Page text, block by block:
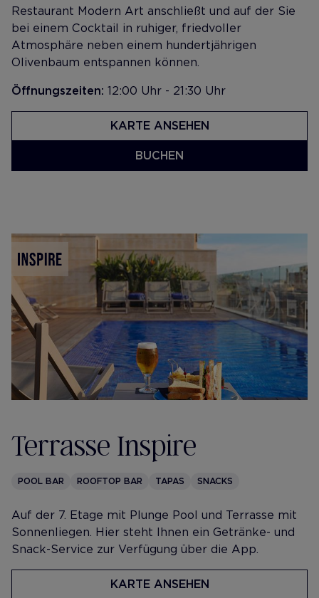
Restaurant Modern Art anschließt und auf der Sie
bei einem Cocktail in ruhiger, friedvoller
Atmosphäre neben einem hundertjährigen
Olivenbaum entspannen können.
Öffnungszeiten: 12:00 Uhr - 21:30 Uhr
KARTE ANSEHEN
BUCHEN
Terrasse Inspire
POOL BAR ROOFTOP BAR TAPAS SNACKS
​Auf der 7. Etage mit Plunge Pool und Terrasse mit
Sonnenliegen. Hier steht Ihnen ein Getränke- und
Snack-Service zur Verfügung über die App.
KARTE ANSEHEN